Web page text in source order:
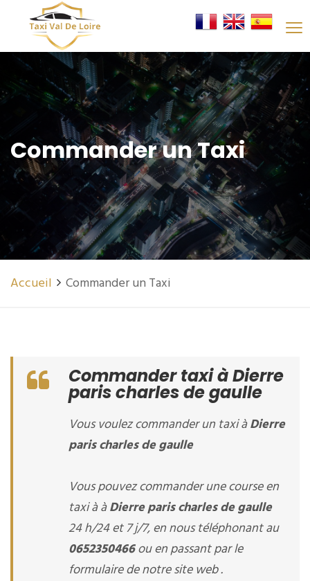
Commander un Taxi
Accueil Commander un Taxi
Commander taxi à Dierre
paris charles de gaulle
Vous voulez commander un taxi àDierre
paris charles de gaulle
Vous pouvez commander une course en
taxi à àDierre paris charles de gaulle
24 h/24 et 7 j/7, en nous téléphonant au
0652350466ou en passant par le
formulaire de notre site web .